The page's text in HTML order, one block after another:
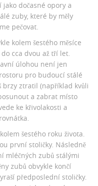
jako dočasné opory a
zuby, které by měly
pečovat.
kolem šestého měsíce
cca dvou až tří let.
úlohou není jen
pro budoucí stálé
brzy ztratil (například kvůli
a zabrat místo
ke křivolakosti a
šestého roku života.
první stoličky. Následně
mléčných zubů stálými
zubů obvykle končí
předposlední stoličky.